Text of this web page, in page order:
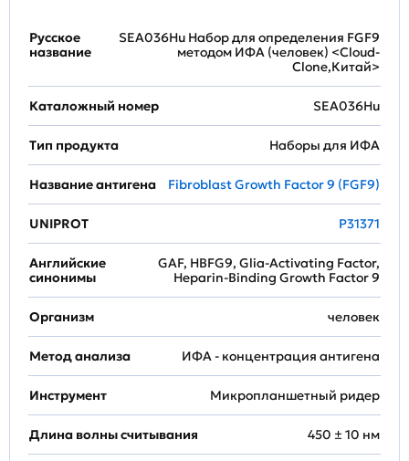
Русское
название
SEA036Hu Набор для определения FGF9
методом ИФА (человек) <Cloud-
Clone,Китай>
Каталожный номер SEA036Hu
Тип продукта Наборы для ИФА
Название антигена Fibroblast Growth Factor 9 (FGF9)
UNIPROT P31371
Английские
синонимы
GAF, HBFG9, Glia-Activating Factor,
Heparin-Binding Growth Factor 9
Организм человек
Метод анализа ИФА - концентрация антигена
Инструмент Микропланшетный ридер
Длина волны считывания 450 ± 10 нм